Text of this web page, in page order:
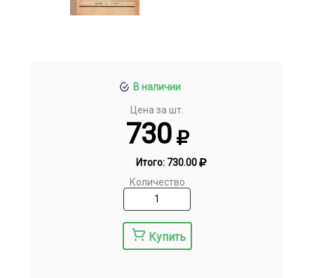
В наличии
Цена за шт.
730
Итого: 730.00
Количество
Купить